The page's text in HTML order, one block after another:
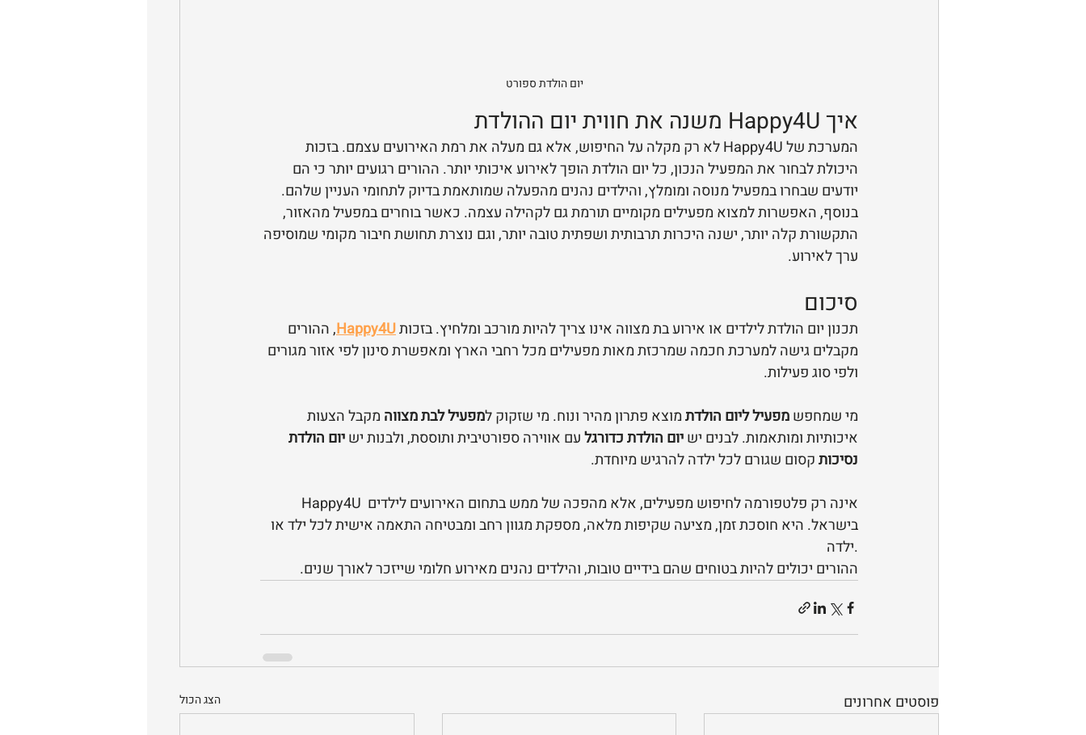
יום הולדת ספורט
איך Happy4U משנה את חווית יום ההולדת
המערכת של Happy4U לא רק מקלה על החיפוש, אלא גם מעלה את רמת האירועים עצמם. בזכות
היכולת לבחור את המפעיל הנכון, כל יום הולדת הופך לאירוע איכותי יותר. ההורים רגועים יותר כי הם
יודעים שבחרו במפעיל מנוסה ומומלץ, והילדים נהנים מהפעלה שמותאמת בדיוק לתחומי העניין שלהם.
בנוסף, האפשרות למצוא מפעילים מקומיים תורמת גם לקהילה עצמה. כאשר בוחרים במפעיל מהאזור,
התקשורת קלה יותר, ישנה היכרות תרבותית ושפתית טובה יותר, וגם נוצרת תחושת חיבור מקומי שמוסיפה
ערך לאירוע.
סיכום
תכנון יום הולדת לילדים או אירוע בת מצווה אינו צריך להיות מורכב ומלחיץ. בזכות Happy4U, ההורים
מקבלים גישה למערכת חכמה שמרכזת מאות מפעילים מכל רחבי הארץ ומאפשרת סינון לפי אזור מגורים
ולפי סוג פעילות.
מי שמחפש מפעיל ליום הולדת מוצא פתרון מהיר ונוח. מי שזקוק למפעיל לבת מצווה מקבל הצעות
איכותיות ומותאמות. לבנים יש יום הולדת כדורגל עם אווירה ספורטיבית ותוססת, ולבנות יש יום הולדת
נסיכות קסום שגורם לכל ילדה להרגיש מיוחדת.
Happy4U אינה רק פלטפורמה לחיפוש מפעילים, אלא מהפכה של ממש בתחום האירועים לילדים
בישראל. היא חוסכת זמן, מציעה שקיפות מלאה, מספקת מגוון רחב ומבטיחה התאמה אישית לכל ילד או
ילדה.
ההורים יכולים להיות בטוחים שהם בידיים טובות, והילדים נהנים מאירוע חלומי שייזכר לאורך שנים.
פוסטים אחרונים הצג הכול